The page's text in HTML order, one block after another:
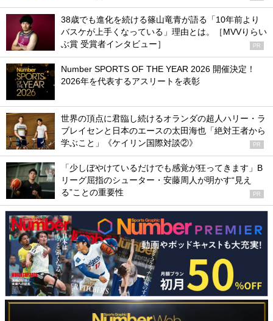
38歳でも進化を続ける篠山竜青が語る「10年前より
バスケが上手くなっている」理由とは。［MVVりらい
ぶ賞 受賞者インタビュー］
PR
Number SPORTS OF THE YEAR 2026 開催決定！
2026年を代表するアスリートを表彰
世界の頂点に君臨し続けるオランダの超人ハリー・ラ
ブレイセンと日本のエースの太田海也「絶対王者から
学ぶこと」《ケイリン国際対談②》
PR
「少しぼやけているだけでも感覚が狂ってきます」B
リーグ屈指のシューター・安藤周人が明かす“見え
る”ことの重要性
PR